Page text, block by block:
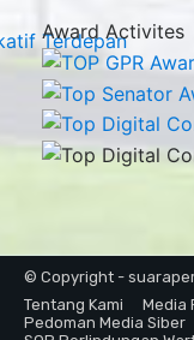
Award Activites
© Copyright -
Tentang Kami
Media
Pedoman Media Siber